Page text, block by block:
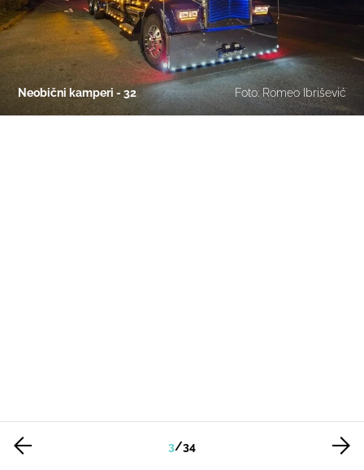
Neobični kamperi - 32 Foto: Romeo Ibrišević
3/34